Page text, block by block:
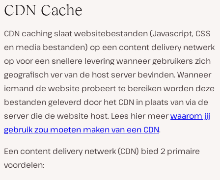
CDN Cache
CDN caching slaat websitebestanden (Javascript, CSS
en media bestanden) op een content delivery netwerk
op voor een snellere levering wanneer gebruikers zich
geografisch ver van de host server bevinden. Wanneer
iemand de website probeert te bereiken worden deze
bestanden geleverd door het CDN in plaats van via de
server die de website host. Lees hier meerwaarom jij
gebruik zou moeten maken van een CDN.
Een content delivery netwerk (CDN) bied 2 primaire
voordelen: